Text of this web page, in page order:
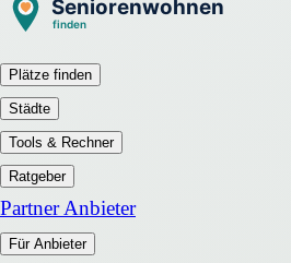
Plätze finden
Städte
Tools & Rechner
Ratgeber
Partner Anbieter
Für Anbieter